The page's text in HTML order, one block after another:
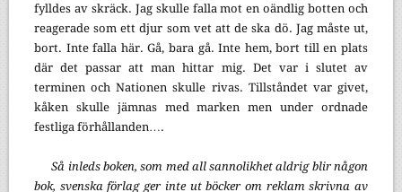
fylldes av skräck. Jag skulle falla mot en oändlig botten och
reagerade som ett djur som vet att de ska dö. Jag måste ut,
bort. Inte falla här. Gå, bara gå. Inte hem, bort till en plats
där det passar att man hittar mig. Det var i slutet av
terminen och Nationen skulle rivas. Tillståndet var givet,
kåken skulle jämnas med marken men under ordnade
festliga förhållanden….
Så inleds boken, som med all sannolikhet aldrig blir någon
bok, svenska förlag ger inte ut böcker om reklam skrivna av